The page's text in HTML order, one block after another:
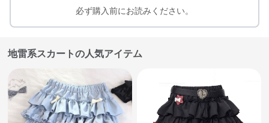
必ず購入前にお読みください。
地雷系スカートの人気アイテム